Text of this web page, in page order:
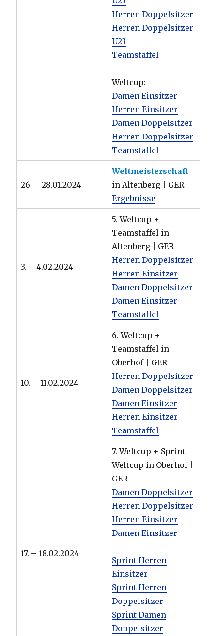
Herren Doppelsitzer
Herren Doppelsitzer
U23
Teamstaffel
Weltcup:
Damen Einsitzer
Herren Einsitzer
Damen Doppelsitzer
Herren Doppelsitzer
Teamstaffel
26. – 28.01.2024
Weltmeisterschaft
in Altenberg | GER
Ergebnisse
3. – 4.02.2024
5. Weltcup +
Teamstaffel in
Altenberg | GER
Herren Doppelsitzer
Herren Einsitzer
Damen Doppelsitzer
Damen Einsitzer
Teamstaffel
10. – 11.02.2024
6. Weltcup +
Teamstaffel in
Oberhof | GER
Herren Doppelsitzer
Damen Doppelsitzer
Damen Einsitzer
Herren Einsitzer
Teamstaffel
17. – 18.02.2024
7. Weltcup + Sprint
Weltcup in Oberhof |
GER
Damen Doppelsitzer
Herren Doppelsitzer
Herren Einsitzer
Damen Einsitzer
Sprint Herren
Einsitzer
Sprint Herren
Doppelsitzer
Sprint Damen
Doppelsitzer